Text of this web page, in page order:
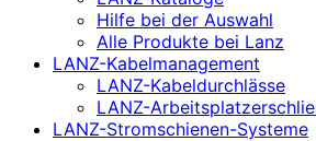
Hilfe bei der Auswahl
Alle Produkte bei Lanz
LANZ-Kabelmanagement
LANZ-Kabeldurchlässe
LANZ-
LANZ-Stromschienen-Systeme